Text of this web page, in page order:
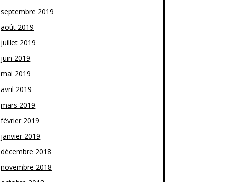
septembre 2019
août 2019
juillet 2019
juin 2019
mai 2019
avril 2019
mars 2019
février 2019
janvier 2019
décembre 2018
novembre 2018